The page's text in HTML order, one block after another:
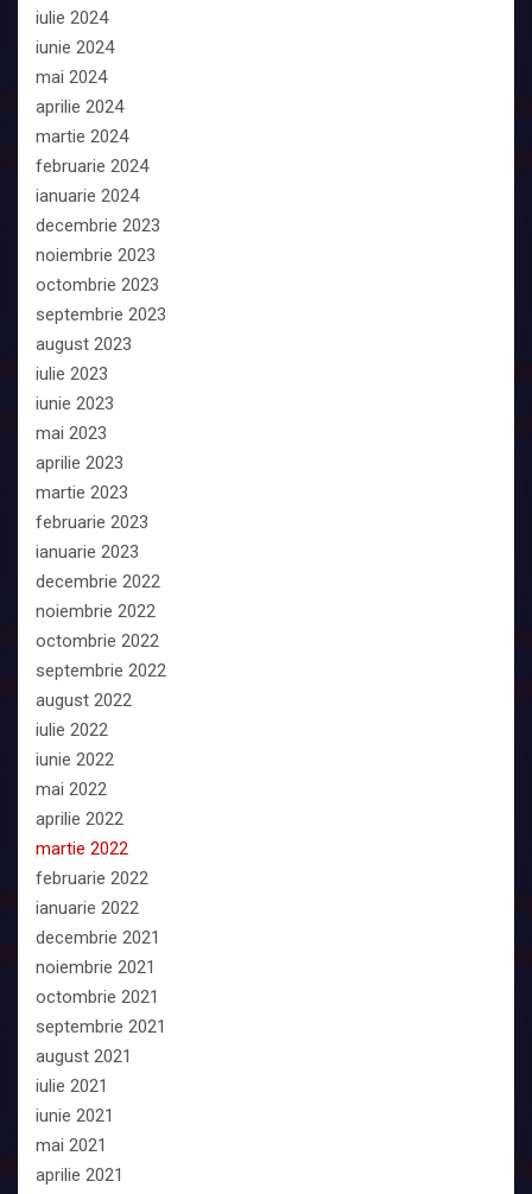
iulie 2024
iunie 2024
mai 2024
aprilie 2024
martie 2024
februarie 2024
ianuarie 2024
decembrie 2023
noiembrie 2023
octombrie 2023
septembrie 2023
august 2023
iulie 2023
iunie 2023
mai 2023
aprilie 2023
martie 2023
februarie 2023
ianuarie 2023
decembrie 2022
noiembrie 2022
octombrie 2022
septembrie 2022
august 2022
iulie 2022
iunie 2022
mai 2022
aprilie 2022
martie 2022
februarie 2022
ianuarie 2022
decembrie 2021
noiembrie 2021
octombrie 2021
septembrie 2021
august 2021
iulie 2021
iunie 2021
mai 2021
aprilie 2021